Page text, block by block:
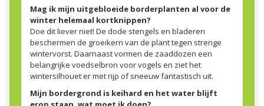
Mag ik mijn uitgebloeide borderplanten al voor de
winter helemaal kortknippen?
Doe dit liever niet! De dode stengels en bladeren
beschermen de groeikern van de plant tegen strenge
wintervorst. Daarnaast vormen de zaaddozen een
belangrijke voedselbron voor vogels en ziet het
wintersilhouet er met rijp of sneeuw fantastisch uit.
Mijn bordergrond is keihard en het water blijft